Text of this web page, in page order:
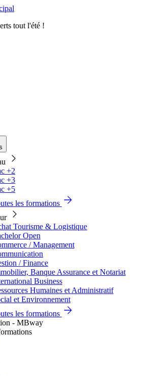
tout l'été !
+2
+3
+5
les formations
Tourisme & Logistique
Open
/ Management
/ Finance
Banque Assurance et Notariat
Business
Humaines et Administratif
et Environnement
les formations